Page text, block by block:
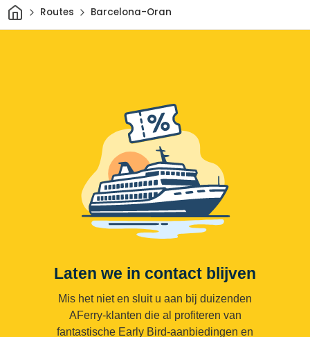
ThuisRoutes Barcelona-Oran
Laten we in contact blijven
Mis het niet en sluit u aan bij duizenden
AFerry-klanten die al profiteren van
fantastische Early Bird-aanbiedingen en